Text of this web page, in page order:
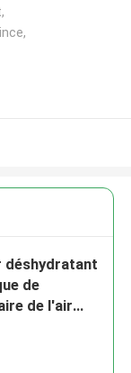
déshydratant
de
de l'air